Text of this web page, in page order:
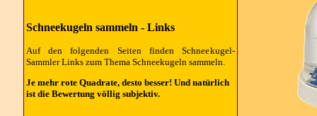
Schneekugeln sammeln - Links
Auf den folgenden Seiten finden Schneekugel-
Sammler Links zum Thema Schneekugeln sammeln.
Je mehr rote Quadrate, desto besser! Und natürlich
ist die Bewertung völlig subjektiv.